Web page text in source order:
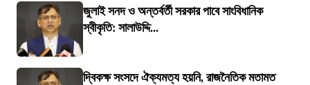
জুলাই সনদ ও অন্তর্বর্তী সরকার পাবে সাংবিধানিক
স্বীকৃতি: সালাউদ্দি...
দ্বিকক্ষ সংসদে ঐক্যমত্য হয়নি, রাজনৈতিক মতামত